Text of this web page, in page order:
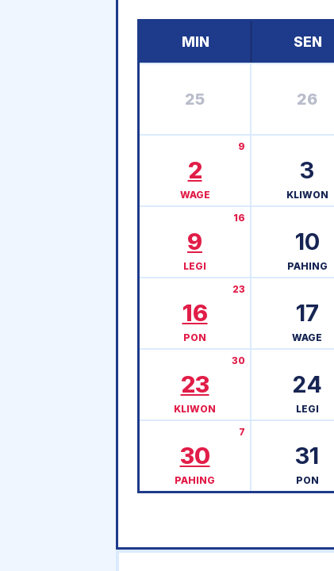
MIN SEN
25 26
2
9
WAGE
3
KLIWON
9
16
LEGI
10
PAHING
16
23
PON
17
WAGE
23
30
KLIWON
24
LEGI
30
7
PAHING
31
PON